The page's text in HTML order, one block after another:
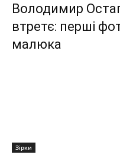
Володимир
втретє: перші
малюка
Зірки